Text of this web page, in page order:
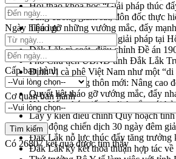
Hội thảo khoa học “Giải pháp thúc
Tăng cường giám sát, đôn đốc thực
Tháo gỡ những vướng mắc, đẩy
Đắk Lắk: Tôn vinh 46 giải pháp tại
Đắk Lắk rà soát, điều chỉnh Đề án
Phó Chủ tịch UBND tỉnh Đắk Lắk
Định vị cà phê Việt Nam như một “di
Xây dựng nông thôn mới: Nâng cao
Quyết liệt tháo gỡ vướng mắc, đẩy
Hòn Yến phát triển du lịch gắn với
Lấy ý kiến điều chỉnh Quy hoạch
Phát động chiến dịch 30 ngày đêm
Đắk Lắk nỗ lực thúc đẩy tăng
Đắk Lắk ký kết thỏa thuận hợp tác
Ngày hiệu lực
Cấp ban hành
Cơ quan ban hành
Có 26807kết quả được tìm thấy